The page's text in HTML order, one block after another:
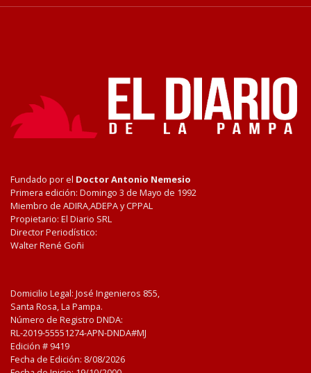
Fundado por el Doctor Antonio Nemesio
Primera edición: Domingo 3 de Mayo de 1992
Miembro de ADIRA,ADEPA y CPPAL
Propietario: El Diario SRL
Director Periodístico:
Walter René Goñi
Domicilio Legal: José Ingenieros 855,
Santa Rosa, La Pampa.
Número de Registro DNDA:
RL-2019-55551274-APN-DNDA#MJ
Edición # 9419
Fecha de Edición: 8/08/2026